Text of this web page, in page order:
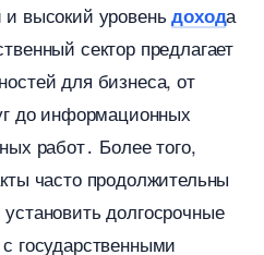
и высокий уровеньдохода
сектор предлагает
для бизнеса, от
до информационных
работ․ Более того,
часто продолжительны
долгосрочные
государственными